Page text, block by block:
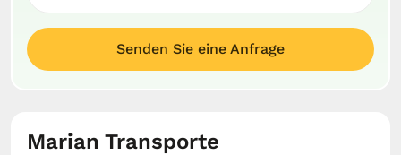
Senden Sie eine Anfrage
Marian Transporte